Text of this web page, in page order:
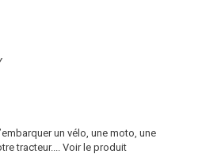
un vélo, une moto, une
tracteur.... Voir le produit